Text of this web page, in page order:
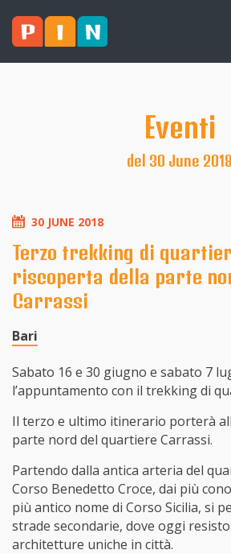
Eventi
del 30 June 2018
30 JUNE 2018
Terzo trekking di
riscoperta della parte
Carrassi
Bari
Sabato 16 e 30 giugno e sabato 7
l’appuntamento con il trekking di
Il terzo e ultimo itinerario porterà
parte nord del quartiere Carrassi.
Partendo dalla antica arteria del
Corso Benedetto Croce, dai più
più antico nome di Corso Sicilia, si
strade secondarie, dove oggi
architetture uniche in città.